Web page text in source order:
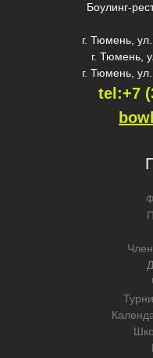
Боулинг-
г. Тюмень,
г. Тюмень,
г. Тюмень,
tel:+7